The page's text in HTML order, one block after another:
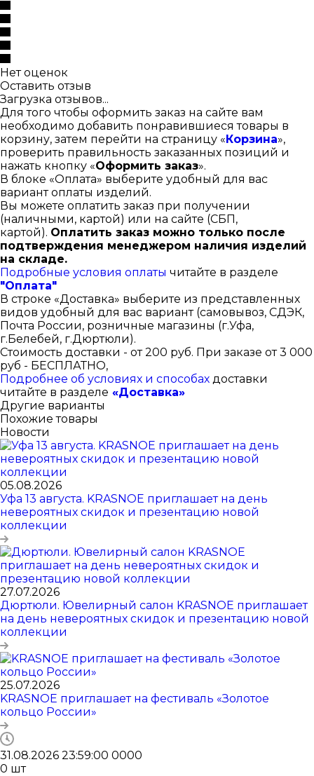
Нет оценок
Оставить отзыв
Загрузка отзывов...
Для того чтобы оформить заказ на сайте вам
необходимо добавить понравившиеся товары в
корзину, затем перейти на страницу «Корзина»,
проверить правильность заказанных позиций и
нажать кнопку «Оформить заказ».
В блоке «Оплата» выберите удобный для вас
вариант оплаты изделий.
Вы можете оплатить заказ при получении
(наличными, картой) или на сайте (СБП,
картой). Оплатить заказ можно только после
подтверждения менеджером наличия изделий
на складе.
Подробные условия оплаты читайте в разделе
"Оплата"
В строке «Доставка» выберите из представленных
видов удобный для вас вариант (самовывоз, СДЭК,
Почта России, розничные магазины (г.Уфа,
г.Белебей, г.Дюртюли).
Стоимость доставки - от 200 руб. При заказе от 3 000
руб - БЕСПЛАТНО,
Подробнее об условиях и способах доставки
читайте в разделе «Доставка»
Другие варианты
Похожие товары
Новости
05.08.2026
Уфа 13 августа. KRASNOE приглашает на день
невероятных скидок и презентацию новой
коллекции
27.07.2026
Дюртюли. Ювелирный салон KRASNOE приглашает
на день невероятных скидок и презентацию новой
коллекции
25.07.2026
KRASNOE приглашает на фестиваль «Золотое
кольцо России»
31.08.2026 23:59:00 0000
0 шт